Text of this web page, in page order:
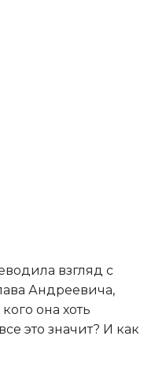
взгляд с
Андреевича,
она хоть
это значит? И как